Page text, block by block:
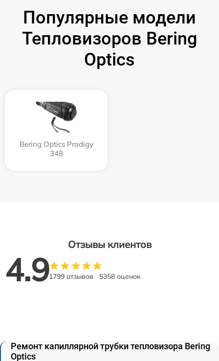
Популярные модели
Тепловизоров Bering
Optics
Bering Optics Prodigy
348
Отзывы клиентов
4.91799 отзывов 5358 оценок
Ремонт капиллярной трубки тепловизора Bering
Optics